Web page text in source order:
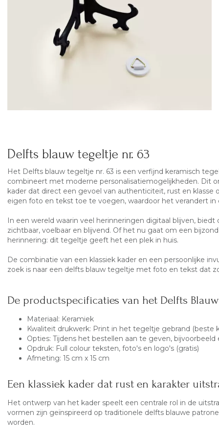
Delfts blauw tegeltje nr. 63
Het Delfts blauw tegeltje nr. 63 is een verfijnd keramisch
combineert met moderne personalisatiemogelijkheden. Dit
kader dat direct een gevoel van authenticiteit, rust en
eigen foto en tekst toe te voegen, waardoor het verandert in
In een wereld waarin veel herinneringen digitaal blijven,
zichtbaar, voelbaar en blijvend. Of het nu gaat om een
herinnering: dit tegeltje geeft het een plek in huis.
De combinatie van een klassiek kader en een persoonlijke
zoek is naar een delfts blauw tegeltje met foto en tekst dat
De productspecificaties van het Delfts
Materiaal: Keramiek
Kwaliteit drukwerk: Print in het tegeltje gebrand (beste
Opties: Tijdens het bestellen aan te geven,
Opdruk: Full colour teksten, foto's en logo's (gratis)
Afmeting: 15 cm x 15 cm
Een klassiek kader dat rust en karakter
Het ontwerp van het kader speelt een centrale rol in de
vormen zijn geïnspireerd op traditionele delfts blauwe
worden.